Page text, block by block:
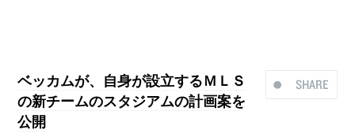
SHARE
ベッカムが、自身が設立するＭＬＳ
の新チームのスタジアムの計画案を
公開